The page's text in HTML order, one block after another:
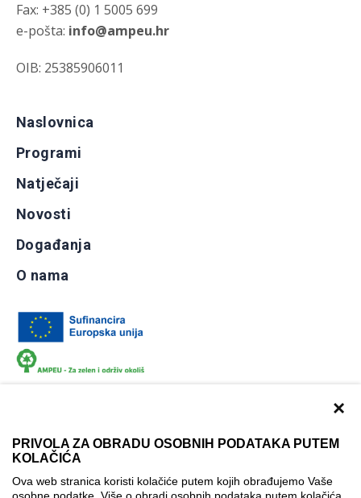
×
PRIVOLA ZA OBRADU OSOBNIH PODATAKA PUTEM
KOLAČIĆA
Ova web stranica koristi kolačiće putem kojih obrađujemo Vaše
Fax: +385 (0) 1 5005 699
e-pošta: info@ampeu.hr
OIB: 25385906011
Naslovnica
Programi
Natječaji
Novosti
Događanja
O nama
Izjava o pristupačnosti